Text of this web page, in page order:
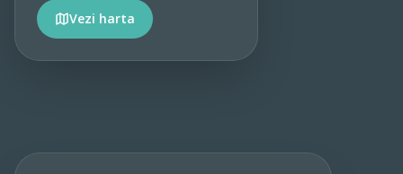
Vezi harta
Vezi detalii